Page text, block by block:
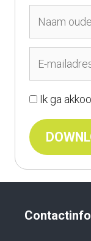
Ik ga